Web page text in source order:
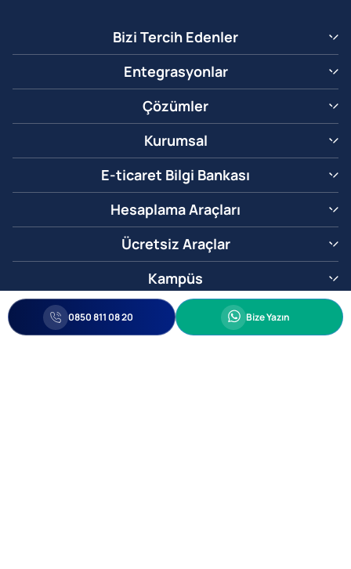
Bizi Tercih Edenler
Entegrasyonlar
Çözümler
Kurumsal
E-ticaret Bilgi Bankası
Hesaplama Araçları
Ücretsiz Araçlar
Kampüs
0850 811 08 20 Whatsapp
Bize Yazın
0850 811 08 20